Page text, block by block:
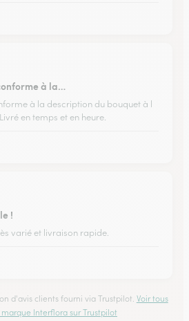
à la…
à la description du bouquet à l
en temps et en heure.
!
varié et livraison rapide.
d'avis clients fourni via Trustpilot. Voir tous
marque Interflora sur Trustpilot